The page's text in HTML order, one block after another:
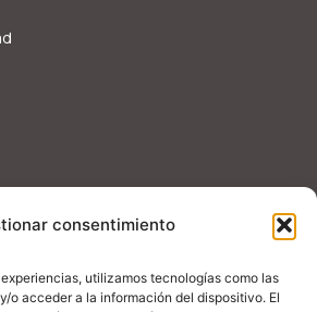
consentimiento
utilizamos tecnologías como las
o acceder a la información del dispositivo. El